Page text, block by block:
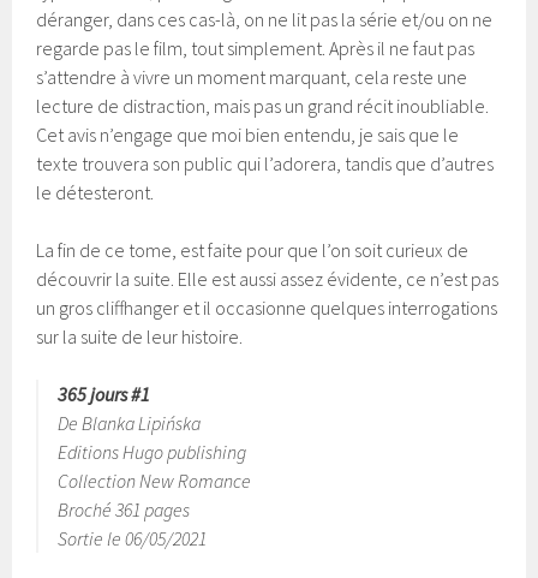
déranger, dans ces cas-là, on ne lit pas la série et/ou on ne
regarde pas le film, tout simplement. Après il ne faut pas
s’attendre à vivre un moment marquant, cela reste une
lecture de distraction, mais pas un grand récit inoubliable.
Cet avis n’engage que moi bien entendu, je sais que le
texte trouvera son public qui l’adorera, tandis que d’autres
le détesteront.
La fin de ce tome, est faite pour que l’on soit curieux de
découvrir la suite. Elle est aussi assez évidente, ce n’est pas
un gros cliffhanger et il occasionne quelques interrogations
sur la suite de leur histoire.
365 jours #1
De Blanka Lipińska
Editions Hugo publishing
Collection New Romance
Broché 361 pages
Sortie le 06/05/2021